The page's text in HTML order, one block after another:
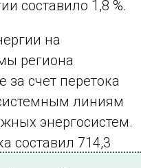
составило 1,8 %.
на
региона
за счет перетока
линиям
энергосистем.
составил 714,3